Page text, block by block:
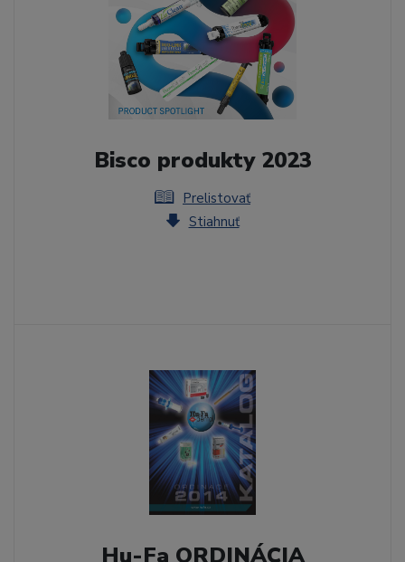
Bisco produkty 2023
Prelistovať
Stiahnuť
Hu-Fa ORDINÁCIA